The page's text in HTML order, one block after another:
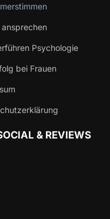
ansprechen
Psychologie
bei Frauen
& REVIEWS